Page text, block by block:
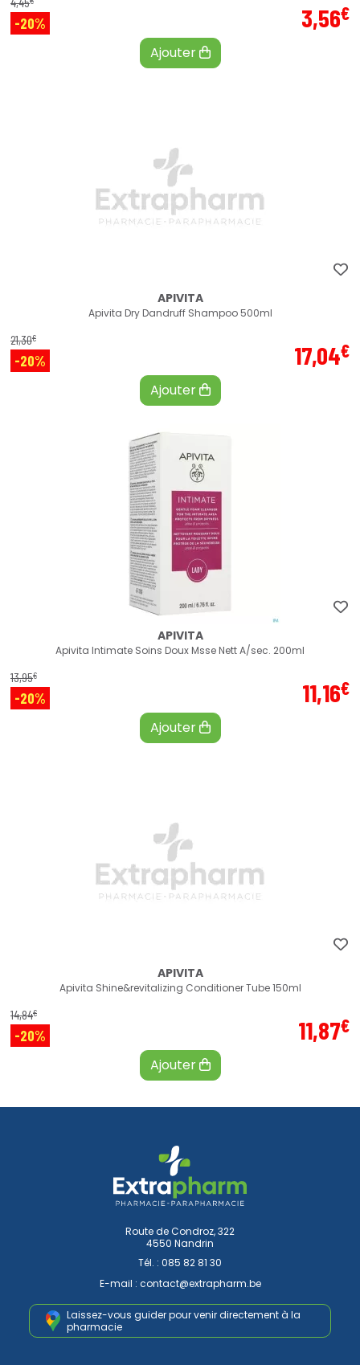
-20% 3,56€
Ajouter
APIVITA
Apivita Dry Dandruff Shampoo 500ml
21,30€
-20% 17,04€
Ajouter
APIVITA
Apivita Intimate Soins Doux Msse Nett A/sec. 200ml
13,95€
-20% 11,16€
Ajouter
APIVITA
Apivita Shine&revitalizing Conditioner Tube 150ml
14,84€
-20% 11,87€
Ajouter
Route de Condroz, 322
4550 Nandrin
Tél. : 085 82 81 30
E-mail : contact@extrapharm.be
Laissez-vous guider pour venirdirectement à la
pharmacie